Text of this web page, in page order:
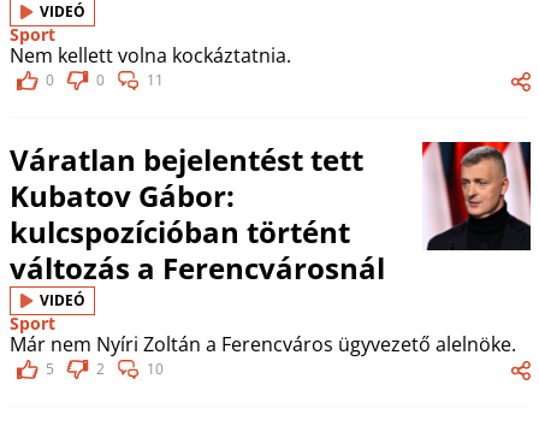
VIDEÓ
Sport
Nem kellett volna kockáztatnia.
0 0 11
Váratlan bejelentést tett
Kubatov Gábor:
kulcspozícióban történt
változás a Ferencvárosnál
VIDEÓ
Sport
Már nem Nyíri Zoltán a Ferencváros ügyvezető alelnöke.
5 2 10